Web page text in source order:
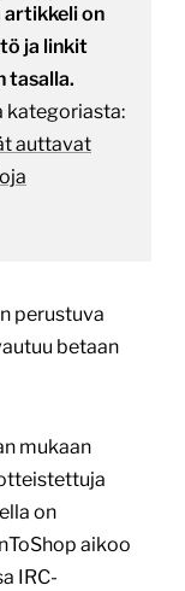
artikkeli on
ja linkit
tasalla.
kategoriasta:
auttavat
perustuva
betaan
mukaan
on
aikoo
IRC-